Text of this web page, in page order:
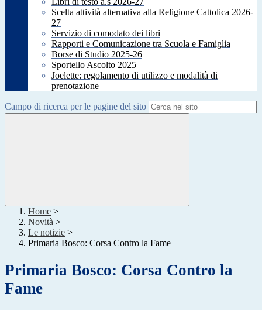
Scelta attività alternativa alla Religione Cattolica 2026-
27
Servizio di comodato dei libri
Rapporti e Comunicazione tra Scuola e Famiglia
Borse di Studio 2025-26
Sportello Ascolto 2025
Joelette: regolamento di utilizzo e modalità di
prenotazione
Campo di ricerca per le pagine del sito
Home >
Novità >
Le notizie >
Primaria Bosco: Corsa Contro la Fame
Primaria Bosco: Corsa Contro la
Fame